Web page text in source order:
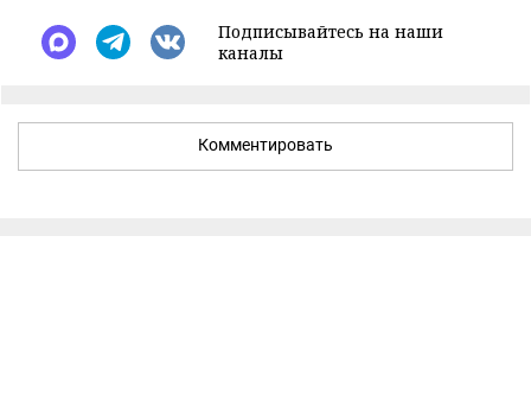
Подписывайтесь на наши
каналы
Комментировать